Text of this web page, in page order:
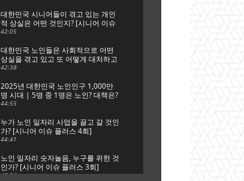
대한민국 시니어들이 겪고 있는 개인
적 상실은 어떤 것인지? [시니어 이슈
플러스 6회]
42:05
대한민국 노인들은 사회적으로 어떤
상실을 겪고 있고 또 어떻게 대처하고
있는가? [시니어 이슈 플러스 5회]
42:38
2025년 대한민국 노인인구 1,000만
명 시대 | 5명 중 1명은 노인? 대책은?
[시니어 이슈 플러스 특집 대한노인
44:55
누가 노인 일자리 사업을 끌고 갈 것인
가? [시니어 이슈 플러스 4회]
44:41
노인 일자리 숫자놀음, 누구를 위한 것
인가? [시니어 이슈 플러스 3회]
45:34